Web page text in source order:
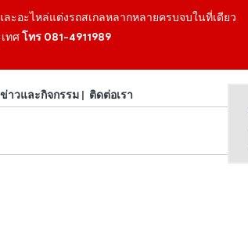
ะอะไหล่แต่งรถสเกลหลากหลายครบจบในที่เดียว
ทศโทร 081-4911989
ข่าวและกิจกรรม| ติดต่อเรา